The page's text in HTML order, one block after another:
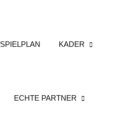
SPIELPLAN KADER
ECHTE PARTNER